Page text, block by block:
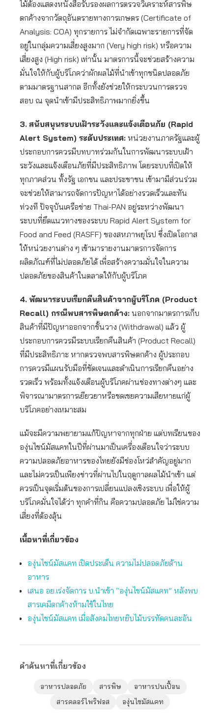
ไม้ต้องแสดงหนังสือรับรองผลการตรวจวิเคราะห์สารพิษ
ตกค้างจากวัตถุอันตรายทางการเกษตร (Certificate of
Analysis: COA) ทุกรายการ ไม่จำกัดเฉพาะรายการที่จัด
อยู่ในกลุ่มความเสี่ยงสูงมาก (Very high risk) หรือความ
เสี่ยงสูง (High risk) เท่านั้น มาตรการนี้จะช่วยสร้างความ
มั่นใจให้กับผู้บริโภคว่าผักผลไม้ที่นำเข้าทุกชนิดปลอดภัย
ตามมาตรฐานสากล อีกทั้งยังช่วยให้กระบวนการตรวจ
สอบ ณ จุดนำเข้ามีประสิทธิภาพมากยิ่งขึ้น
3. สนับสนุนระบบเฝ้าระวังและแจ้งเตือนภัย (Rapid
Alert System) ระดับประเทศ: หน่วยงานภาครัฐและผู้
ประกอบการควรมีบทบาทร่วมกันในการพัฒนาระบบเฝ้า
ระวังและแจ้งเตือนภัยที่มีประสิทธิภาพ โดยระบบที่เปิดให้
ทุกภาคส่วน ทั้งรัฐ เอกชน และประชาชน เข้ามามีส่วนร่วม
จะช่วยให้สามารถจัดการปัญหาได้อย่างรวดเร็วและทัน
ท่วงที ปัจจุบันเครือข่าย Thai-PAN อยู่ระหว่างพัฒนา
ระบบที่ยึดแนวทางของระบบ Rapid Alert System for
Food and Feed (RASFF) ของสหภาพยุโรป ซึ่งเปิดโอกาส
ให้หน่วยงานต่าง ๆ เข้ามารายงานมาตรการจัดการ
ผลิตภัณฑ์ที่ไม่ปลอดภัยได้ เพื่อสร้างความมั่นใจในความ
ปลอดภัยของสินค้าในตลาดให้กับผู้บริโภค
4. พัฒนาระบบเรียกคืนสินค้าจากผู้บริโภค (Product
Recall) กรณีพบสารพิษตกค้าง: นอกจากมาตรการเก็บ
สินค้าที่มีปัญหาออกจากชั้นวาง (Withdrawal) แล้ว ผู้
ประกอบการควรมีระบบเรียกคืนสินค้า (Product Recall)
ที่มีประสิทธิภาะ หากตรวจพบสารพิษตกค้าง ผู้ประกอบ
การควรมีแผนรับมือที่ชัดเจนและดำเนินการเรียกคืนอย่าง
รวดเร็ว พร้อมทั้งแจ้งเตือนผู้บริโภคผ่านช่องทางต่างๆ และ
พิจารณามาตรการเยียวยาหรือชดเชยความเสียหายแก่ผู้
บริโภคอย่างเหมาะสม
แม้จะมีความพยายามแก้ปัญหาจากทุกฝ่าย แต่บทเรียนของ
องุ่นไชน์มัสแคทในปีที่ผ่านมาเป็นเครื่องเตือนใจว่าระบบ
ความปลอดภัยอาหารของไทยยังมีช่องโหว่สำคัญอยู่มาก
และไม่ควรเป็นเพียงข่าวที่ผ่านไปในฤดูกาลผลไม้นำเข้า แต่
ควรเป็นจุดเริ่มต้นของการเปลี่ยนแปลงเชิงระบบ เพื่อให้ผู้
บริโภคมั่นใจได้ว่า ทุกคำที่กิน คือความปลอดภัย ไม่ใช่ความ
เสี่ยงที่ต้องลุ้น
เนื้อหาที่เกี่ยวข้อง
องุ่นไชน์มัสแคท เปิดประเด็น ความไม่ปลอดภัยด้าน
อาหาร
เสนอ อย.เร่งจัดการ บ.นำเข้า “องุ่นไชน์มัสแคท” หลังพบ
สารเคมีตกค้างห้ามใช้ในไทย
องุ่นไชน์มัสแคท เมื่อสังคมไทยหยิบไม้บรรทัดคนละอัน
คำค้นหาที่เกี่ยวข้อง
อาหารปลอดภัย สารพิษ
อาหารปนเปื้อน
สารคลอร์ไพริฟอส
องุ่นไซมัสแคท